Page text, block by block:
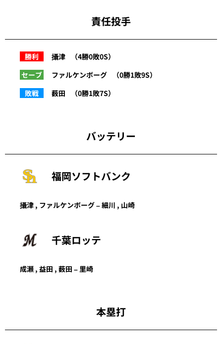
責任投手
勝利 攝津
（4勝0敗0S）
セーブ
ファルケンボーグ
（0勝1敗9S）
敗戦
薮田 （0勝1敗7S）
バッテリー
福岡ソフトバンク
攝津 , ファルケンボーグ – 細川 , 山崎
千葉ロッテ
成瀬 , 益田 , 薮田 – 里崎
本塁打